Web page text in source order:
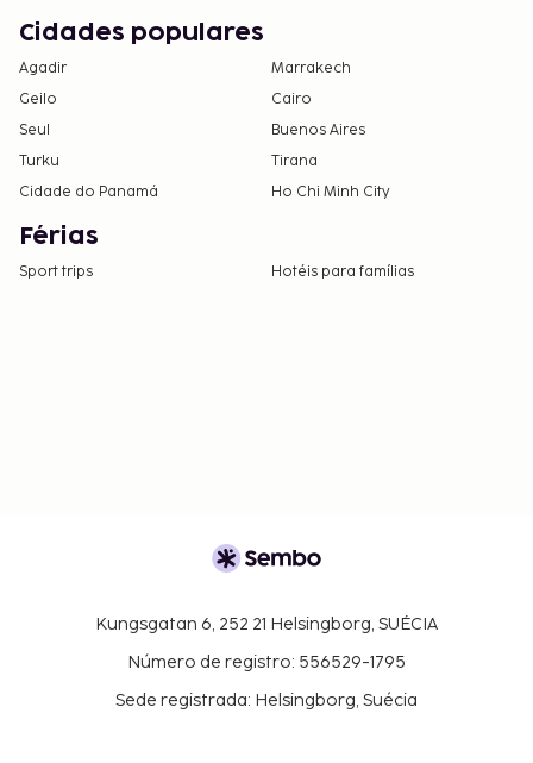
assistência.
Cidades populares
Agadir
Marrakech
Geilo
Cairo
Seul
Buenos Aires
Turku
Tirana
Cidade do Panamá
Ho Chi Minh City
Férias
Sport trips Hotéis para famílias
Kungsgatan 6, 252 21 Helsingborg, SUÉCIA
Número de registro: 556529-1795
Sede registrada: Helsingborg, Suécia